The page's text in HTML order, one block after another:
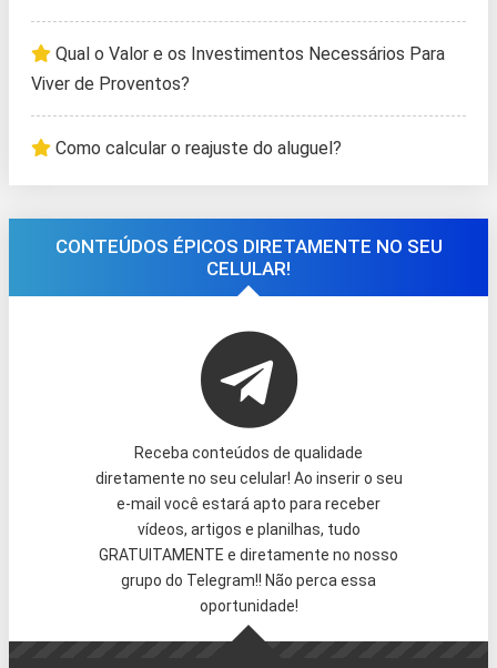
Qual o Valor e os Investimentos Necessários Para
Viver de Proventos?
Como calcular o reajuste do aluguel?
CONTEÚDOS ÉPICOS DIRETAMENTE NO SEU
CELULAR!
Receba conteúdos de qualidade
diretamente no seu celular! Ao inserir o seu
e-mail você estará apto para receber
vídeos, artigos e planilhas, tudo
GRATUITAMENTE e diretamente no nosso
grupo do Telegram!! Não perca essa
oportunidade!